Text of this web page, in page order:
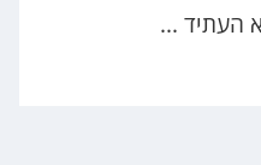
העתיד ...